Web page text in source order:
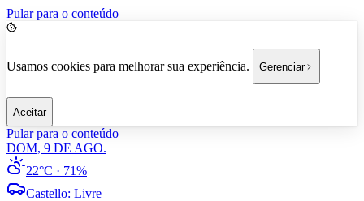
Pular para o conteúdo
Usamos cookies para melhorar sua experiência. Gerenciar
Aceitar
Pular para o conteúdo
DOM, 9 DE AGO.
22°C · 71%
Castello: Livre